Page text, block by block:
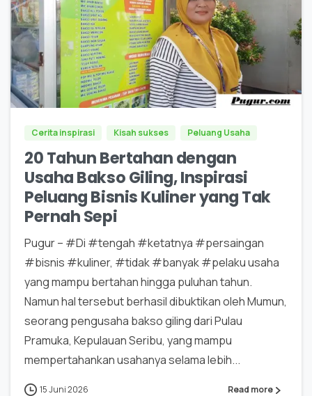
0
Cerita inspirasi Kisah sukses Peluang Usaha
20 Tahun Bertahan dengan
Usaha Bakso Giling, Inspirasi
Peluang Bisnis Kuliner yang Tak
Pernah Sepi
Pugur – #Di #tengah #ketatnya #persaingan
#bisnis #kuliner, #tidak #banyak #pelaku usaha
yang mampu bertahan hingga puluhan tahun.
Namun hal tersebut berhasil dibuktikan oleh Mumun,
seorang pengusaha bakso giling dari Pulau
Pramuka, Kepulauan Seribu, yang mampu
mempertahankan usahanya selama lebih...
15 Juni 2026 Read more